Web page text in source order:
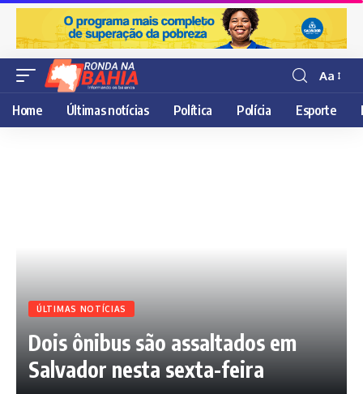
Resisor
de
fonte
Aa
Home Últimas notícias Política Polícia Esporte
ÚLTIMAS NOTÍCIAS
Dois ônibus são assaltados em
Salvador nesta sexta-feira